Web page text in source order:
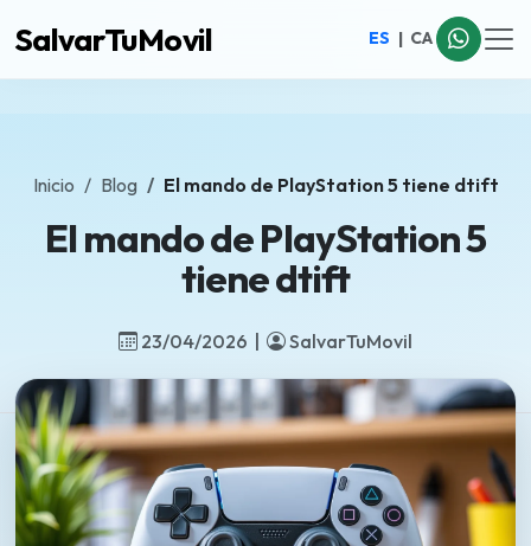
SalvarTuMovil ES | CA
Inicio Blog El mando de PlayStation 5 tiene dtift
El mando de PlayStation 5
tiene dtift
23/04/2026 | SalvarTuMovil